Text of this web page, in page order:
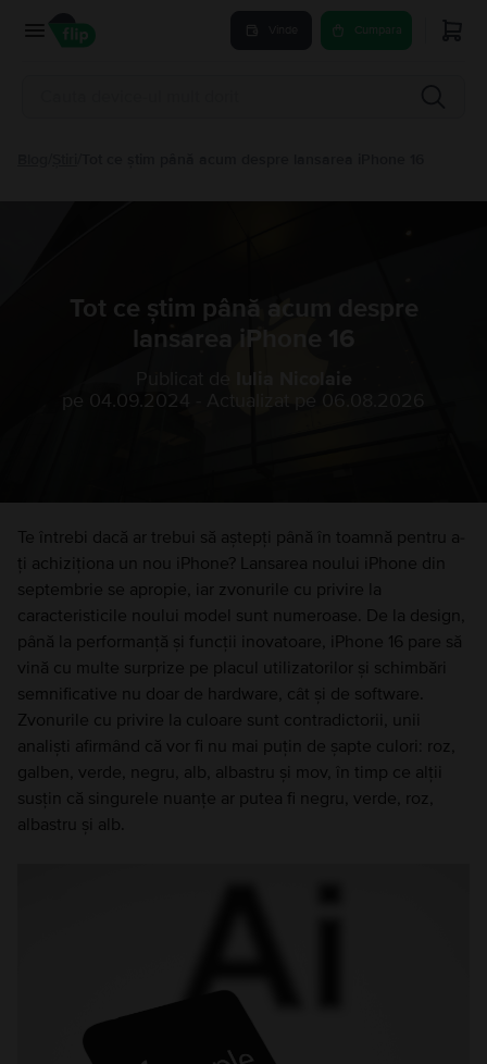
Cumpara
Tot ce știm până acum despre
lansarea iPhone 16
Publicat de
Iulia Nicolaie
pe 04.09.2024
Te întrebi dacă ar trebui să aștepți până în toamnă pentru a-
ți achiziționa un nou iPhone? Lansarea noului iPhone din
septembrie se apropie, iar zvonurile cu privire la
caracteristicile noului model sunt numeroase. De la design,
până la performanță și funcții inovatoare, iPhone 16 pare să
vină cu multe surprize pe placul utilizatorilor și schimbări
semnificative nu doar de hardware, cât și de software.
Zvonurile cu privire la culoare sunt contradictorii, unii
analiști afirmând că vor fi nu mai puțin de șapte culori: roz,
galben, verde, negru, alb, albastru și mov, în timp ce alții
susțin că singurele nuanțe ar putea fi negru, verde, roz,
albastru și alb.